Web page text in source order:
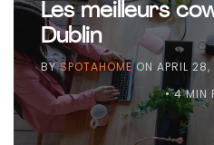
Les meilleurs
Dublin
BYSPOTAHOMEON APRIL
• 4 MIN